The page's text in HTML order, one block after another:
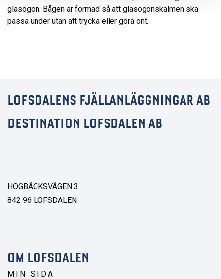
glasögon. Bågen är formad så att glasögonskalmen ska
passa under utan att trycka eller göra ont.
LOFSDALENS FJÄLLANLÄGGNINGAR AB
DESTINATION LOFSDALEN AB
HÖGBÄCKSVÄGEN 3
842 96 LOFSDALEN
OM LOFSDALEN
MIN SIDA